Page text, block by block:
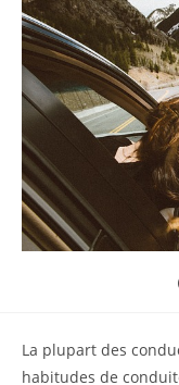
La plupart des
habitudes de